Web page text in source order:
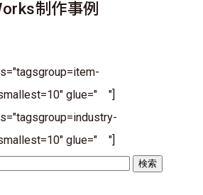
制作事例
glue=" "]
glue=" "]